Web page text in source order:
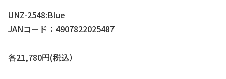
UNZ-2548:Blue
JANコード：4907822025487
各21,780円(税込）